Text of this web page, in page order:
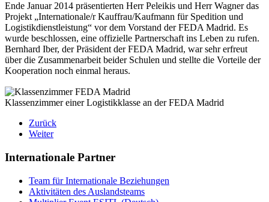
Ende Januar 2014 präsentierten Herr Peleikis und Herr Wagner das
Projekt „Internationale/r Kauffrau/Kaufmann für Spedition und
Logistikdienstleistung“ vor dem Vorstand der FEDA Madrid. Es
wurde beschlossen, eine offizielle Partnerschaft ins Leben zu rufen.
Bernhard Iber, der Präsident der FEDA Madrid, war sehr erfreut
über die Zusammenarbeit beider Schulen und stellte die Vorteile der
Kooperation noch einmal heraus.
Klassenzimmer einer Logistikklasse an der FEDA Madrid
Zurück
Weiter
Internationale Partner
Team für Internationale Beziehungen
Aktivitäten des Auslandsteams